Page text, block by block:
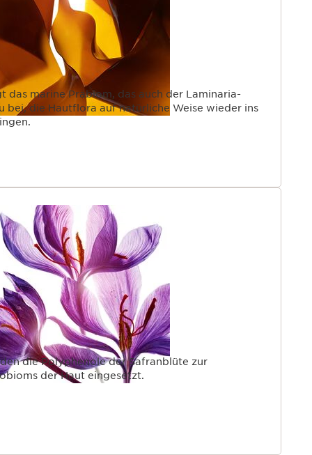
Präbiom, das auch der Laminaria-
bei, die Hautflora auf natürliche Weise wieder ins
die Polyphenole der Safranblüte zur
der Haut eingesetzt.